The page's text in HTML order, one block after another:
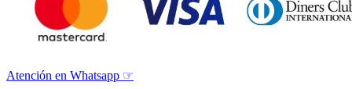
Atención en Whatsapp ☞